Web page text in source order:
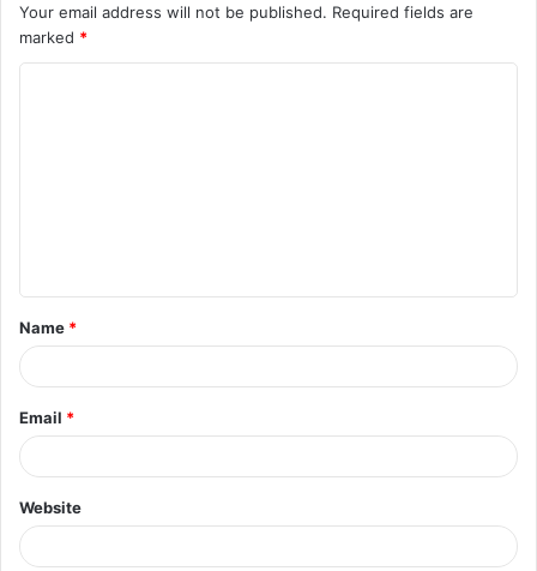
Your email address will not be published. Required fields are
marked *
t
*
Name *
Email *
Website